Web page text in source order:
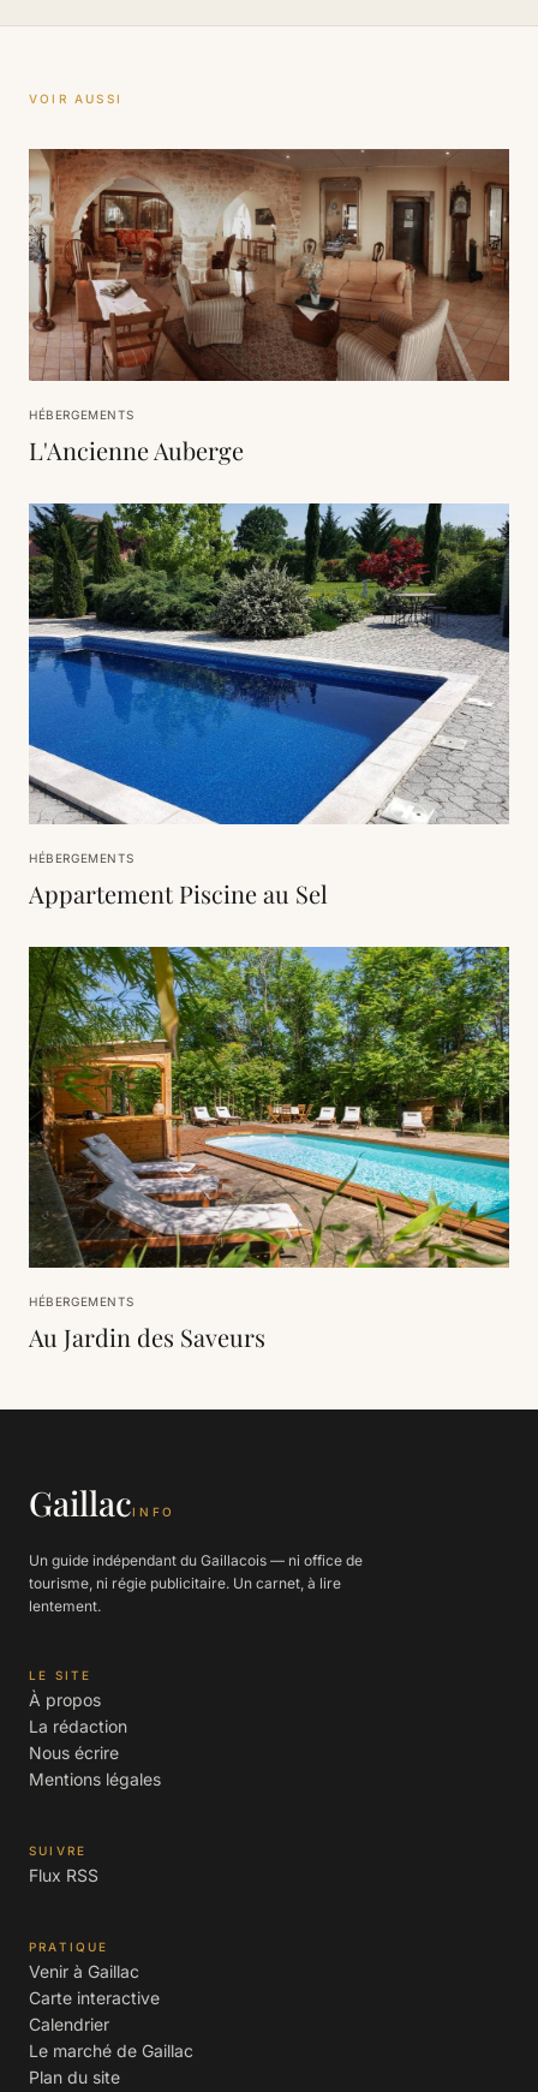
VOIR AUSSI
HÉBERGEMENTS
L'Ancienne Auberge
HÉBERGEMENTS
Appartement Piscine au Sel
HÉBERGEMENTS
Au Jardin des Saveurs
GaillacINFO
Un guide indépendant du Gaillacois — ni office de
tourisme, ni régie publicitaire. Un carnet, à lire
lentement.
LE SITE
À propos
La rédaction
Nous écrire
Mentions légales
SUIVRE
Flux RSS
PRATIQUE
Venir à Gaillac
Carte interactive
Calendrier
Le marché de Gaillac
Plan du site